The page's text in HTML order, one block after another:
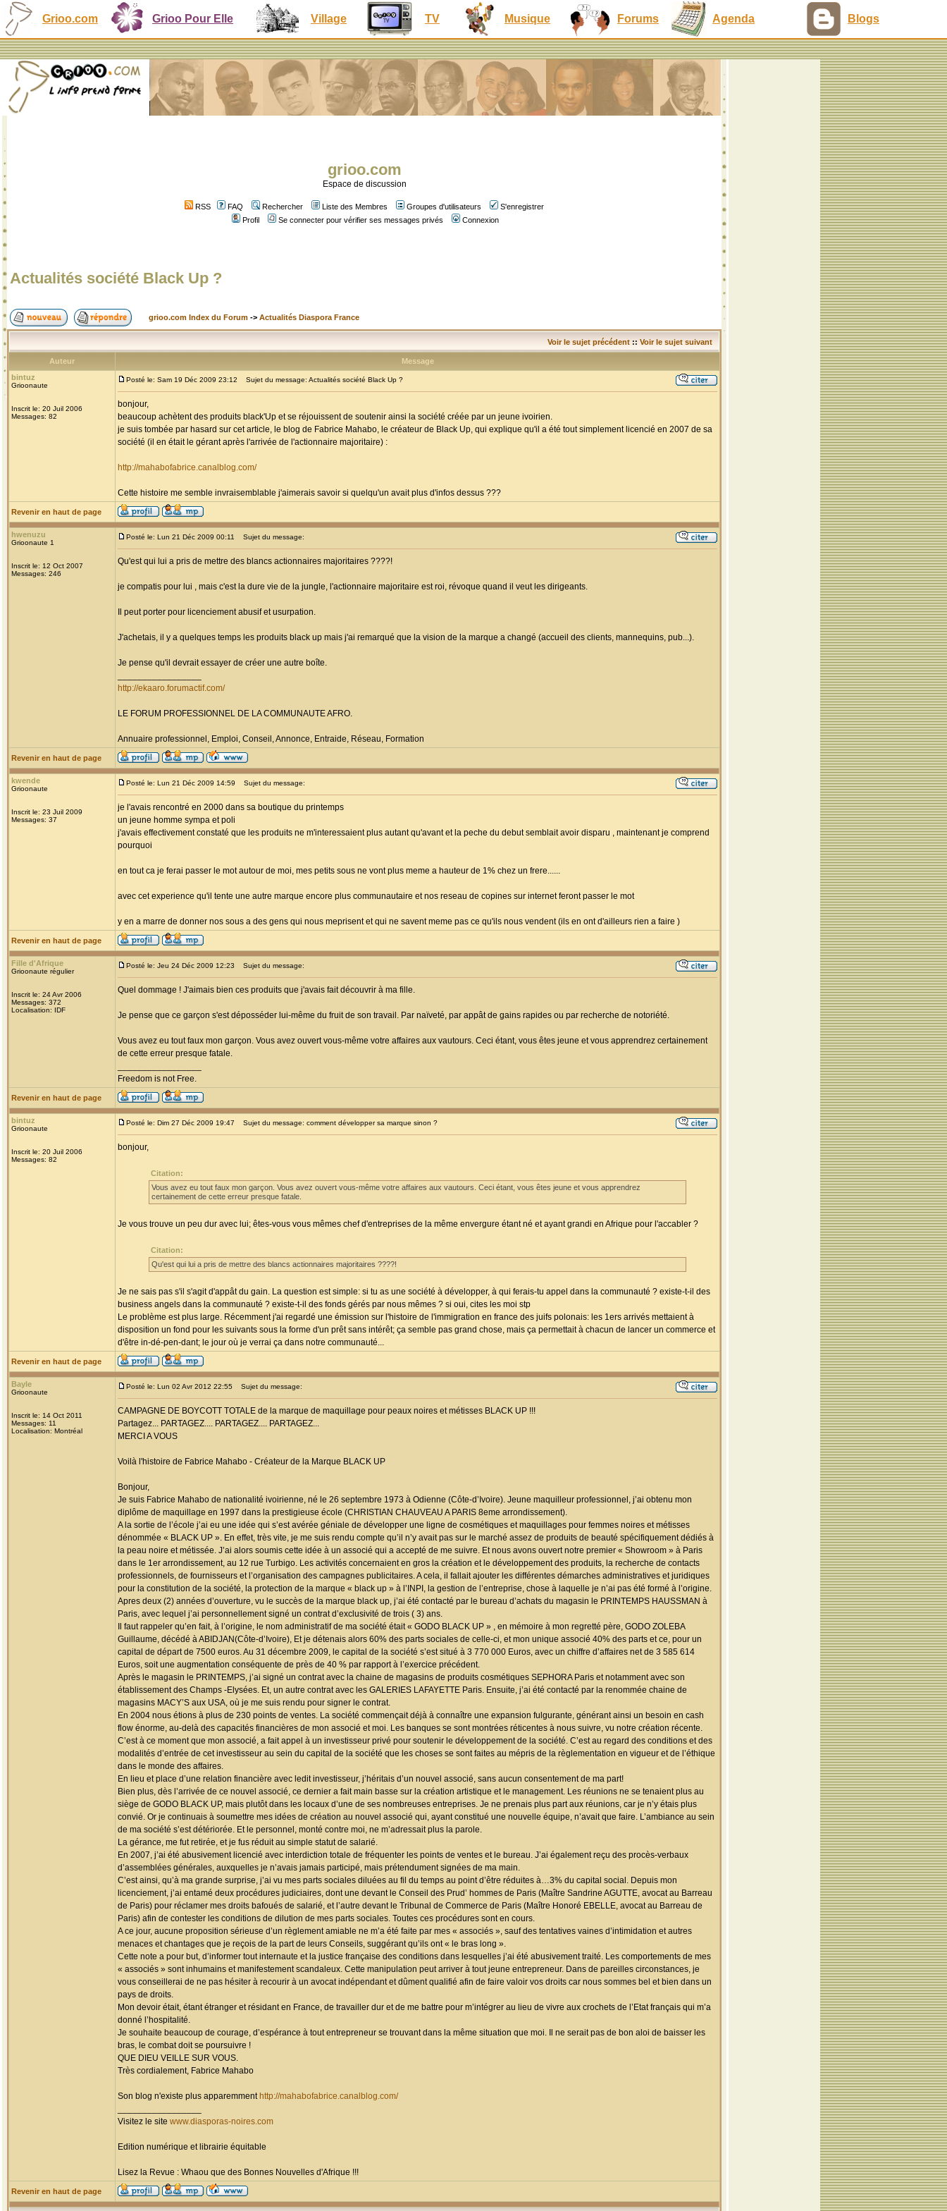
Grioo.com Grioo Pour Elle Village TV Musique Forums Agenda Blogs
grioo.com
Espace de discussion
RSS FAQ Rechercher Liste des Membres Groupes d'utilisateurs
S'enregistrer
Profil
Se connecter pour vérifier ses messages privés Connexion
Actualités société Black Up ?
grioo.com Index du Forum -> Actualités Diaspora France
Voir le sujet précédent :: Voir le sujet suivant
Auteur
Message
bintuz
Grioonaute
Inscrit le: 20 Juil 2006
Messages: 82
Posté le: Sam 19 Déc 2009 23:12 Sujet du message: Actualités société Black Up ?
bonjour,
beaucoup achètent des produits black'Up et se réjouissent de soutenir ainsi la société créée par un jeune ivoirien.
je suis tombée par hasard sur cet article, le blog de Fabrice Mahabo, le créateur de Black Up, qui explique qu'il a été tout simplement licencié en 2007 de sa
société (il en était le gérant après l'arrivée de l'actionnaire majoritaire) :
http://mahabofabrice.canalblog.com/
Cette histoire me semble invraisemblable j'aimerais savoir si quelqu'un avait plus d'infos dessus ???
Revenir en haut de page
hwenuzu
Grioonaute 1
Inscrit le: 12 Oct 2007
Messages: 246
Posté le: Lun 21 Déc 2009 00:11 Sujet du message:
Qu'est qui lui a pris de mettre des blancs actionnaires majoritaires ????!
je compatis pour lui , mais c'est la dure vie de la jungle, l'actionnaire majoritaire est roi, révoque quand il veut les dirigeants.
Il peut porter pour licenciement abusif et usurpation.
J'achetais, il y a quelques temps les produits black up mais j'ai remarqué que la vision de la marque a changé (accueil des clients, mannequins, pub...).
Je pense qu'il devrait essayer de créer une autre boîte.
http://ekaaro.forumactif.com/
LE FORUM PROFESSIONNEL DE LA COMMUNAUTE AFRO.
Annuaire professionnel, Emploi, Conseil, Annonce, Entraide, Réseau, Formation
Revenir en haut de page
kwende
Grioonaute
Inscrit le: 23 Juil 2009
Messages: 37
Posté le: Lun 21 Déc 2009 14:59 Sujet du message:
je l'avais rencontré en 2000 dans sa boutique du printemps
un jeune homme sympa et poli
j'avais effectivement constaté que les produits ne m'interessaient plus autant qu'avant et la peche du debut semblait avoir disparu , maintenant je comprend
pourquoi
en tout ca je ferai passer le mot autour de moi, mes petits sous ne vont plus meme a hauteur de 1% chez un frere......
avec cet experience qu'il tente une autre marque encore plus communautaire et nos reseau de copines sur internet feront passer le mot
y en a marre de donner nos sous a des gens qui nous meprisent et qui ne savent meme pas ce qu'ils nous vendent (ils en ont d'ailleurs rien a faire )
Revenir en haut de page
Fille d'Afrique
Grioonaute régulier
Inscrit le: 24 Avr 2006
Messages: 372
Localisation: IDF
Posté le: Jeu 24 Déc 2009 12:23 Sujet du message:
Quel dommage ! J'aimais bien ces produits que j'avais fait découvrir à ma fille.
Je pense que ce garçon s'est déposséder lui-même du fruit de son travail. Par naïveté, par appât de gains rapides ou par recherche de notoriété.
Vous avez eu tout faux mon garçon. Vous avez ouvert vous-même votre affaires aux vautours. Ceci étant, vous êtes jeune et vous apprendrez certainement
de cette erreur presque fatale.
Freedom is not Free.
Revenir en haut de page
bintuz
Grioonaute
Inscrit le: 20 Juil 2006
Messages: 82
Posté le: Dim 27 Déc 2009 19:47 Sujet du message: comment développer sa marque sinon ?
bonjour,
Citation:
Vous avez eu tout faux mon garçon. Vous avez ouvert vous-même votre affaires aux vautours. Ceci étant, vous êtes jeune et vous apprendrez
certainement de cette erreur presque fatale.
Je vous trouve un peu dur avec lui; êtes-vous vous mêmes chef d'entreprises de la même envergure étant né et ayant grandi en Afrique pour l'accabler ?
Citation:
Qu'est qui lui a pris de mettre des blancs actionnaires majoritaires ????!
Je ne sais pas s'il s'agit d'appât du gain. La question est simple: si tu as une société à développer, à qui ferais-tu appel dans la communauté ? existe-t-il des
business angels dans la communauté ? existe-t-il des fonds gérés par nous mêmes ? si oui, cites les moi stp
Le problème est plus large. Récemment j'ai regardé une émission sur l'histoire de l'immigration en france des juifs polonais: les 1ers arrivés mettaient à
disposition un fond pour les suivants sous la forme d'un prêt sans intérêt; ça semble pas grand chose, mais ça permettait à chacun de lancer un commerce et
d'être in-dé-pen-dant; le jour où je verrai ça dans notre communauté...
Revenir en haut de page
Bayle
Grioonaute
Inscrit le: 14 Oct 2011
Messages: 11
Localisation: Montréal
Posté le: Lun 02 Avr 2012 22:55 Sujet du message:
CAMPAGNE DE BOYCOTT TOTALE de la marque de maquillage pour peaux noires et métisses BLACK UP !!!
Partagez... PARTAGEZ.... PARTAGEZ.... PARTAGEZ...
MERCI A VOUS
Voilà l'histoire de Fabrice Mahabo - Créateur de la Marque BLACK UP
Bonjour,
Je suis Fabrice Mahabo de nationalité ivoirienne, né le 26 septembre 1973 à Odienne (Côte-d’Ivoire). Jeune maquilleur professionnel, j’ai obtenu mon
diplôme de maquillage en 1997 dans la prestigieuse école (CHRISTIAN CHAUVEAU A PARIS 8eme arrondissement).
A la sortie de l’école j’ai eu une idée qui s’est avérée géniale de développer une ligne de cosmétiques et maquillages pour femmes noires et métisses
dénommée « BLACK UP ». En effet, très vite, je me suis rendu compte qu’il n’y avait pas sur le marché assez de produits de beauté spécifiquement dédiés à
la peau noire et métissée. J’ai alors soumis cette idée à un associé qui a accepté de me suivre. Et nous avons ouvert notre premier « Showroom » à Paris
dans le 1er arrondissement, au 12 rue Turbigo. Les activités concernaient en gros la création et le développement des produits, la recherche de contacts
professionnels, de fournisseurs et l’organisation des campagnes publicitaires. A cela, il fallait ajouter les différentes démarches administratives et juridiques
pour la constitution de la société, la protection de la marque « black up » à l’INPI, la gestion de l’entreprise, chose à laquelle je n’ai pas été formé à l’origine.
Apres deux (2) années d’ouverture, vu le succès de la marque black up, j’ai été contacté par le bureau d’achats du magasin le PRINTEMPS HAUSSMAN à
Paris, avec lequel j’ai personnellement signé un contrat d’exclusivité de trois ( 3) ans.
Il faut rappeler qu’en fait, à l’origine, le nom administratif de ma société était « GODO BLACK UP » , en mémoire à mon regretté père, GODO ZOLEBA
Guillaume, décédé à ABIDJAN(Côte-d’Ivoire), Et je détenais alors 60% des parts sociales de celle-ci, et mon unique associé 40% des parts et ce, pour un
capital de départ de 7500 euros. Au 31 décembre 2009, le capital de la société s’est situé à 3 770 000 Euros, avec un chiffre d’affaires net de 3 585 614
Euros, soit une augmentation conséquente de près de 40 % par rapport à l’exercice précédent.
Après le magasin le PRINTEMPS, j’ai signé un contrat avec la chaine de magasins de produits cosmétiques SEPHORA Paris et notamment avec son
établissement des Champs -Elysées. Et, un autre contrat avec les GALERIES LAFAYETTE Paris. Ensuite, j’ai été contacté par la renommée chaine de
magasins MACY’S aux USA, où je me suis rendu pour signer le contrat.
En 2004 nous étions à plus de 230 points de ventes. La société commençait déjà à connaître une expansion fulgurante, générant ainsi un besoin en cash
flow énorme, au-delà des capacités financières de mon associé et moi. Les banques se sont montrées réticentes à nous suivre, vu notre création récente.
C’est à ce moment que mon associé, a fait appel à un investisseur privé pour soutenir le développement de la société. C’est au regard des conditions et des
modalités d’entrée de cet investisseur au sein du capital de la société que les choses se sont faites au mépris de la règlementation en vigueur et de l’éthique
dans le monde des affaires.
En lieu et place d’une relation financière avec ledit investisseur, j’héritais d’un nouvel associé, sans aucun consentement de ma part!
Bien plus, dès l’arrivée de ce nouvel associé, ce dernier a fait main basse sur la création artistique et le management. Les réunions ne se tenaient plus au
siège de GODO BLACK UP, mais plutôt dans les locaux d’une de ses nombreuses entreprises. Je ne prenais plus part aux réunions, car je n’y étais plus
convié. Or je continuais à soumettre mes idées de création au nouvel associé qui, ayant constitué une nouvelle équipe, n’avait que faire. L’ambiance au sein
de ma société s’est détériorée. Et le personnel, monté contre moi, ne m’adressait plus la parole.
La gérance, me fut retirée, et je fus réduit au simple statut de salarié.
En 2007, j’ai été abusivement licencié avec interdiction totale de fréquenter les points de ventes et le bureau. J’ai également reçu des procès-verbaux
d’assemblées générales, auxquelles je n’avais jamais participé, mais prétendument signées de ma main.
C’est ainsi, qu’à ma grande surprise, j’ai vu mes parts sociales diluées au fil du temps au point d’être réduites à…3% du capital social. Depuis mon
licenciement, j’ai entamé deux procédures judiciaires, dont une devant le Conseil des Prud’ hommes de Paris (Maître Sandrine AGUTTE, avocat au Barreau
de Paris) pour réclamer mes droits bafoués de salarié, et l’autre devant le Tribunal de Commerce de Paris (Maître Honoré EBELLE, avocat au Barreau de
Paris) afin de contester les conditions de dilution de mes parts sociales. Toutes ces procédures sont en cours.
A ce jour, aucune proposition sérieuse d’un règlement amiable ne m’a été faite par mes « associés », sauf des tentatives vaines d’intimidation et autres
menaces et chantages que je reçois de la part de leurs Conseils, suggérant qu’ils ont « le bras long ».
Cette note a pour but, d’informer tout internaute et la justice française des conditions dans lesquelles j’ai été abusivement traité. Les comportements de mes
« associés » sont inhumains et manifestement scandaleux. Cette manipulation peut arriver à tout jeune entrepreneur. Dans de pareilles circonstances, je
vous conseillerai de ne pas hésiter à recourir à un avocat indépendant et dûment qualifié afin de faire valoir vos droits car nous sommes bel et bien dans un
pays de droits.
Mon devoir était, étant étranger et résidant en France, de travailler dur et de me battre pour m’intégrer au lieu de vivre aux crochets de l’Etat français qui m’a
donné l’hospitalité.
Je souhaite beaucoup de courage, d’espérance à tout entrepreneur se trouvant dans la même situation que moi. Il ne serait pas de bon aloi de baisser les
bras, le combat doit se poursuivre !
QUE DIEU VEILLE SUR VOUS.
Très cordialement, Fabrice Mahabo
Son blog n'existe plus apparemment http://mahabofabrice.canalblog.com/
Visitez le site www.diasporas-noires.com
Edition numérique et librairie équitable
Lisez la Revue : Whaou que des Bonnes Nouvelles d'Afrique !!!
Revenir en haut de page